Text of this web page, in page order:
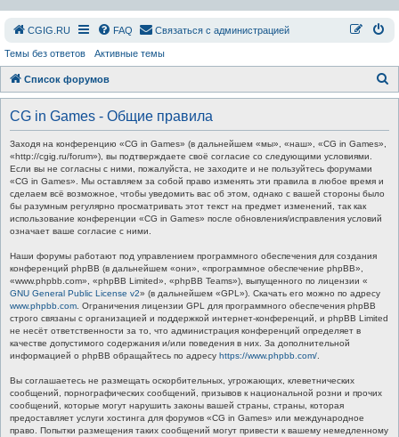
СGIG.RU FAQ Связаться с администрацией
Темы без ответов Активные темы
Список форумов
о
CG in Games - Общие правила
Заходя на конференцию «CG in Games» (в дальнейшем «мы», «наш», «CG in Games»,
«http://cgig.ru/forum»), вы подтверждаете своё согласие со следующими условиями.
Если вы не согласны с ними, пожалуйста, не заходите и не пользуйтесь форумами
«CG in Games». Мы оставляем за собой право изменять эти правила в любое время и
сделаем всё возможное, чтобы уведомить вас об этом, однако с вашей стороны было
бы разумным регулярно просматривать этот текст на предмет изменений, так как
использование конференции «CG in Games» после обновления/исправления условий
означает ваше согласие с ними.
Наши форумы работают под управлением программного обеспечения для создания
конференций phpBB (в дальнейшем «они», «программное обеспечение phpBB»,
«www.phpbb.com», «phpBB Limited», «phpBB Teams»), выпущенного по лицензии «
GNU General Public License v2» (в дальнейшем «GPL»). Скачать его можно по адресу
www.phpbb.com . Ограничения лицензии GPL для программного обеспечения phpBB
строго связаны с организацией и поддержкой интернет-конференций, и phpBB Limited
не несёт ответственности за то, что администрация конференций определяет в
качестве допустимого содержания и/или поведения в них. За дополнительной
информацией о phpBB обращайтесь по адресу https://www.phpbb.com/
Вы соглашаетесь не размещать оскорбительных, угрожающих, клеветнических
сообщений, порнографических сообщений, призывов к национальной розни и прочих
сообщений, которые могут нарушить законы вашей страны, страны, которая
предоставляет услуги хостинга для форумов «CG in Games» или международное
право. Попытки размещения таких сообщений могут привести к вашему немедленному